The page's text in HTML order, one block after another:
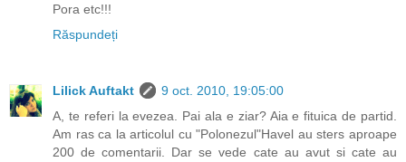
Pora etc!!!
Răspundeți
Lilick Auftakt
9 oct. 2010, 19:05:00
A, te referi la evezea. Pai ala e ziar? Aia e fituica de partid.
Am ras ca la articolul cu "Polonezul"Havel au sters aproape
200 de comentarii. Dar se vede cate au avut si cate au